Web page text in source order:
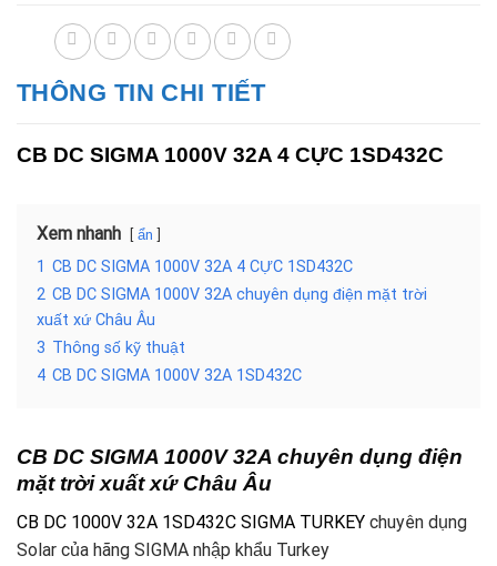
THÔNG TIN CHI TIẾT
CB DC SIGMA 1000V 32A 4 CỰC 1SD432C
Xem nhanh ẩn
1 CB DC SIGMA 1000V 32A 4 CỰC 1SD432C
2 CB DC SIGMA 1000V 32A chuyên dụng điện mặt trời
xuất xứ Châu Âu
3 Thông số kỹ thuật
4 CB DC SIGMA 1000V 32A 1SD432C
CB DC SIGMA 1000V 32A chuyên dụng điện
mặt trời xuất xứ Châu Âu
CB DC 1000V 32A 1SD432C SIGMA TURKEY chuyên dụng
Solar của hãng SIGMA nhập khẩu Turkey